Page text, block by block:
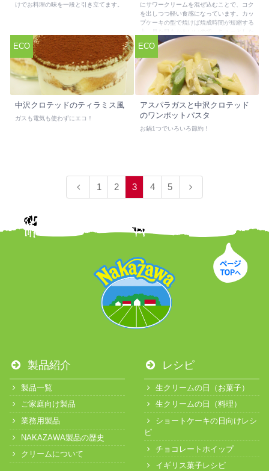
けでお料理の味を一段と引き立てます。
にサワークリームを混ぜ込むことで、コク
を出しつつ軽い食感になっています。カッ
プケーキの型で焼けば焼成時間が短縮する
ギフトにお薦めです。
ECO
中沢クロテッドのティラミス風
ガスも電気も使わずにエコ！
ECO
アスパラガスと中沢クロテッド
のワンポットパスタ
お鍋1つでいろいろ節約！
1 2 3 4 5
製品紹介
製品一覧
ご家庭向け製品
業務用製品
NAKAZAWA製品の歴史
クリームについて
レシピ
生クリームの日（お菓子）
生クリームの日（料理）
ショートケーキの日向けレシ
ピ
チョコレートホイップ
イギリス菓子レシピ